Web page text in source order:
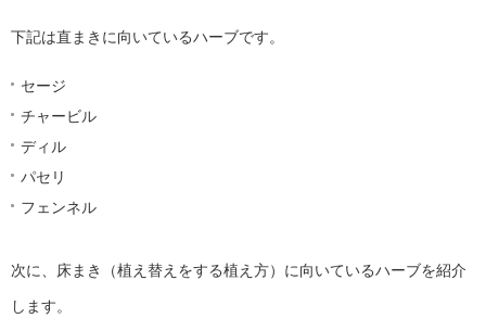
下記は直まきに向いているハーブです。
セージ
チャービル
ディル
パセリ
フェンネル
次に、床まき（植え替えをする植え方）に向いているハーブを紹介
します。